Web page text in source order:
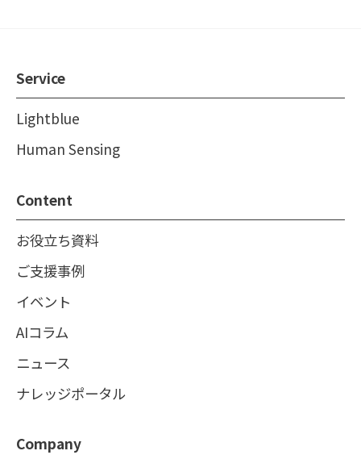
Service
Lightblue
Human Sensing
Content
お役立ち資料
ご支援事例
イベント
AIコラム
ニュース
ナレッジポータル
Company